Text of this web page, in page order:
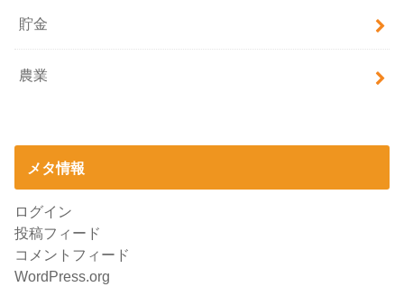
貯金
農業
メタ情報
ログイン
投稿フィード
コメントフィード
WordPress.org